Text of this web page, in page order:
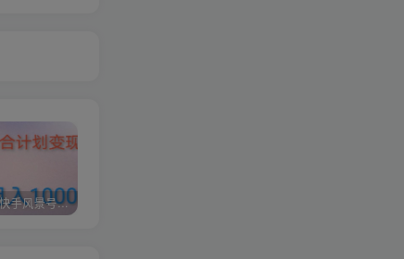
如何利用快手风景号，通过光合计划，实现单号月入1000+（附详细教程及制作软件）